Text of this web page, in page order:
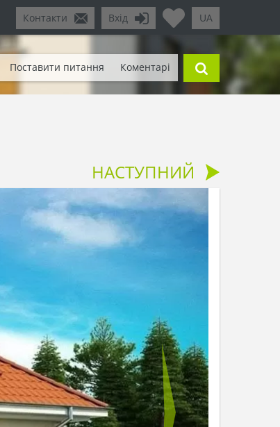
UA
Вхід
Контакти
Поставити питання Коментарі
НАСТУПНИЙ